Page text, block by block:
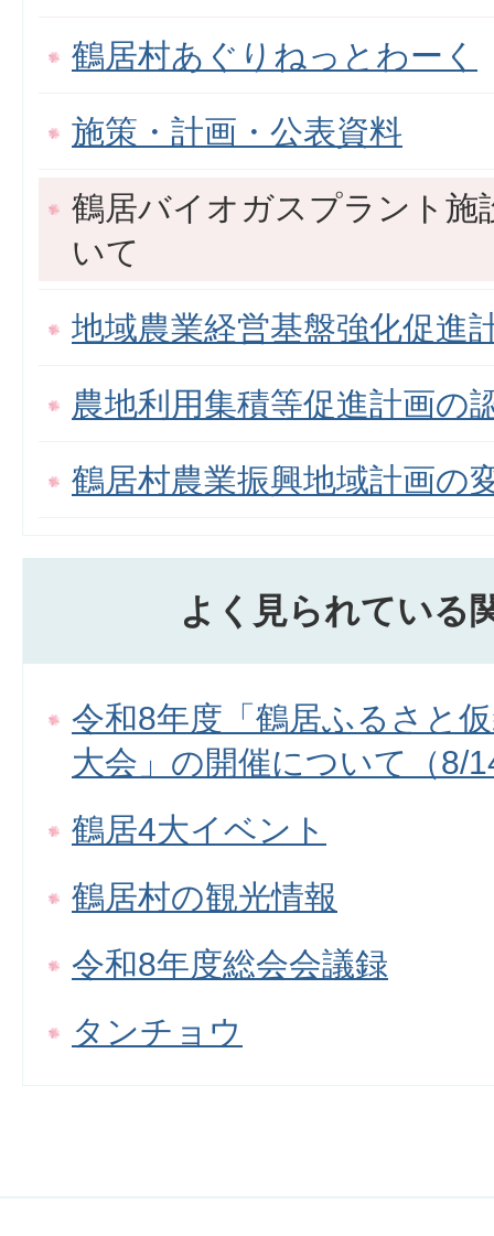
鶴居村あぐりねっとわーく
施策・計画・公表資料
鶴居バイオガスプラント施
いて
地域農業経営基盤強化促進
農地利用集積等促進計画の
鶴居村農業振興地域計画の
よく見られている
令和8年度「鶴居ふるさと
大会」の開催について（8/
鶴居4大イベント
鶴居村の観光情報
令和8年度総会会議録
タンチョウ